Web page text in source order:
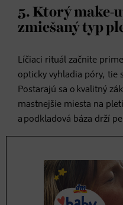
5. Ktorý make-
zmiešaný typ
Líčiaci rituál začnite
opticky vyhladia póry, tie
Postarajú sa o kvalitný
mastnejšie miesta na
a podkladová báza drží
ideálne make-upy bez
podkladové minerálne
bázy príliš ťažké,